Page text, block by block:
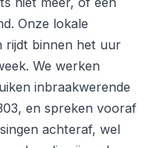
Onze lokale
rijdt binnen het uur
We werken
inbraakwerende
en spreken vooraf
achteraf, wel